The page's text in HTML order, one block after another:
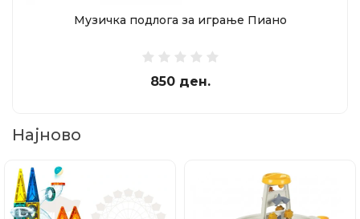
Музичка подлога за играње Пиано
850 ден.
Најново